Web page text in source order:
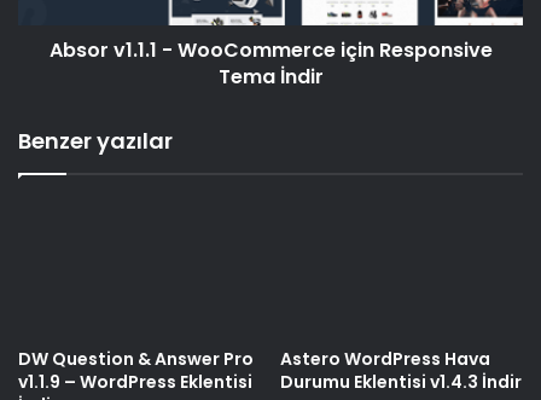
Absor v1.1.1 - WooCommerce için Responsive
Tema İndir
Benzer yazılar
DW Question & Answer Pro
v1.1.9 – WordPress Eklentisi
Astero WordPress Hava
Durumu Eklentisi v1.4.3 İndir